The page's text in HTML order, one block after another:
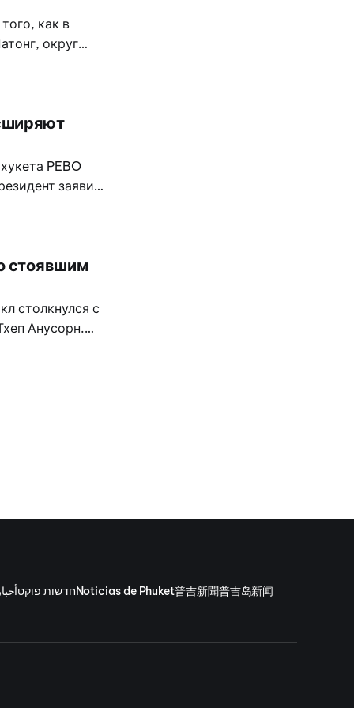
как в
округ
у туристов
PEBO
заявил,
стоявшим
столкнулся с
Анусорн.
на полпути
חדשות פוקטNoticias de Phuket普吉新聞普吉岛新闻